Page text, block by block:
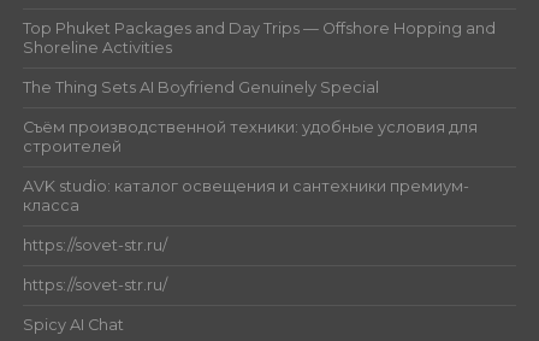
Top Phuket Packages and Day Trips — Offshore Hopping and
Shoreline Activities
The Thing Sets AI Boyfriend Genuinely Special
Съём производственной техники: удобные условия для
строителей
AVK studio: каталог освещения и сантехники премиум-
класса
https://sovet-str.ru/
https://sovet-str.ru/
Spicy AI Chat